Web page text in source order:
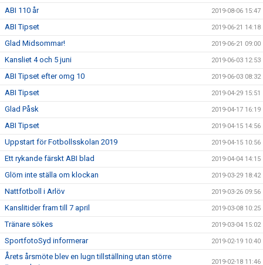
ABI 110 år 2019-08-06 15:47
ABI Tipset 2019-06-21 14:18
Glad Midsommar! 2019-06-21 09:00
Kansliet 4 och 5 juni 2019-06-03 12:53
ABI Tipset efter omg 10 2019-06-03 08:32
ABI Tipset 2019-04-29 15:51
Glad Påsk 2019-04-17 16:19
ABI Tipset 2019-04-15 14:56
Uppstart för Fotbollsskolan 2019 2019-04-15 10:56
Ett rykande färskt ABI blad 2019-04-04 14:15
Glöm inte ställa om klockan 2019-03-29 18:42
Nattfotboll i Arlöv 2019-03-26 09:56
Kanslitider fram till 7 april 2019-03-08 10:25
Tränare sökes 2019-03-04 15:02
SportfotoSyd informerar 2019-02-19 10:40
Årets årsmöte blev en lugn tillställning utan större
2019-02-18 11:46